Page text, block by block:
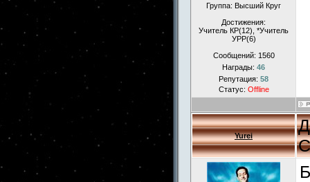
Группа: Высший Круг
Достижения:
Учитель КР(12), *Учитель
УРР(6)
Сообщений: 1560
Награды: 46
Репутация: 58
Статус: Offline
Yurei